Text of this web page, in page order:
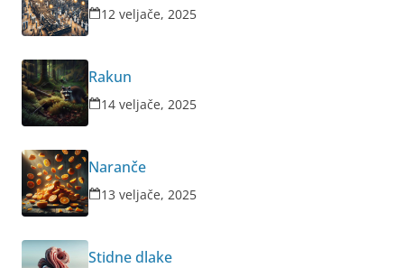
12 veljače, 2025
Rakun
14 veljače, 2025
Naranče
13 veljače, 2025
Stidne dlake